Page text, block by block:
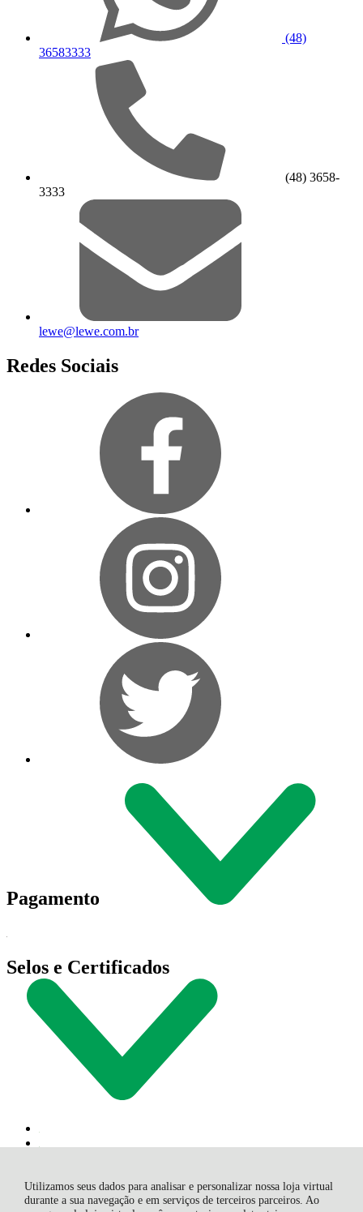
Utilizamos seus dados para analisar e personalizar nossa loja virtual
durante a sua navegação e em serviços de terceiros parceiros. Ao
(48)
36583333
(48) 3658-
3333
lewe@lewe.com.br
Redes Sociais
Pagamento
Selos e Certificados